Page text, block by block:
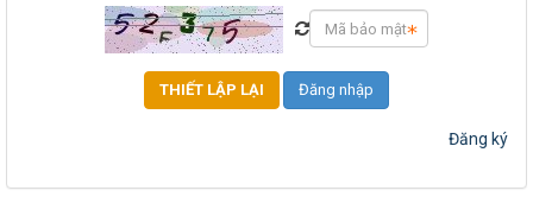
Đăng nhập
Đăng ký